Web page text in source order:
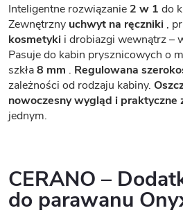
Inteligentne rozwiązanie 2 w 1 do
Zewnętrzny uchwyt na ręczniki ,
kosmetyki i drobiazgi wewnątrz –
Pasuje do kabin prysznicowych o
szkła8 mm . Regulowana
zależności od rodzaju kabiny.
nowoczesny wygląd i praktyczne
jednym.
CERANO –
do parawanu